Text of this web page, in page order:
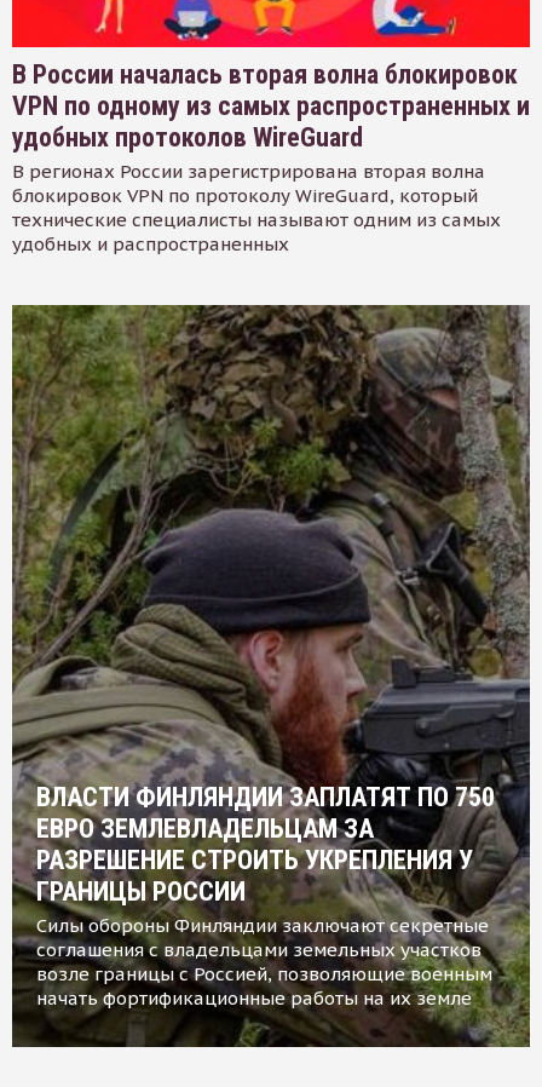
В России началась вторая волна блокировок
VPN по одному из самых распространенных и
удобных протоколов WireGuard
В регионах России зарегистрирована вторая волна
блокировок VPN по протоколу WireGuard, который
технические специалисты называют одним из самых
удобных и распространенных
ВЛАСТИ ФИНЛЯНДИИ ЗАПЛАТЯТ ПО 750
ЕВРО ЗЕМЛЕВЛАДЕЛЬЦАМ ЗА
РАЗРЕШЕНИЕ СТРОИТЬ УКРЕПЛЕНИЯ У
ГРАНИЦЫ РОССИИ
Силы обороны Финляндии заключают секретные
соглашения с владельцами земельных участков
возле границы с Россией, позволяющие военным
начать фортификационные работы на их земле